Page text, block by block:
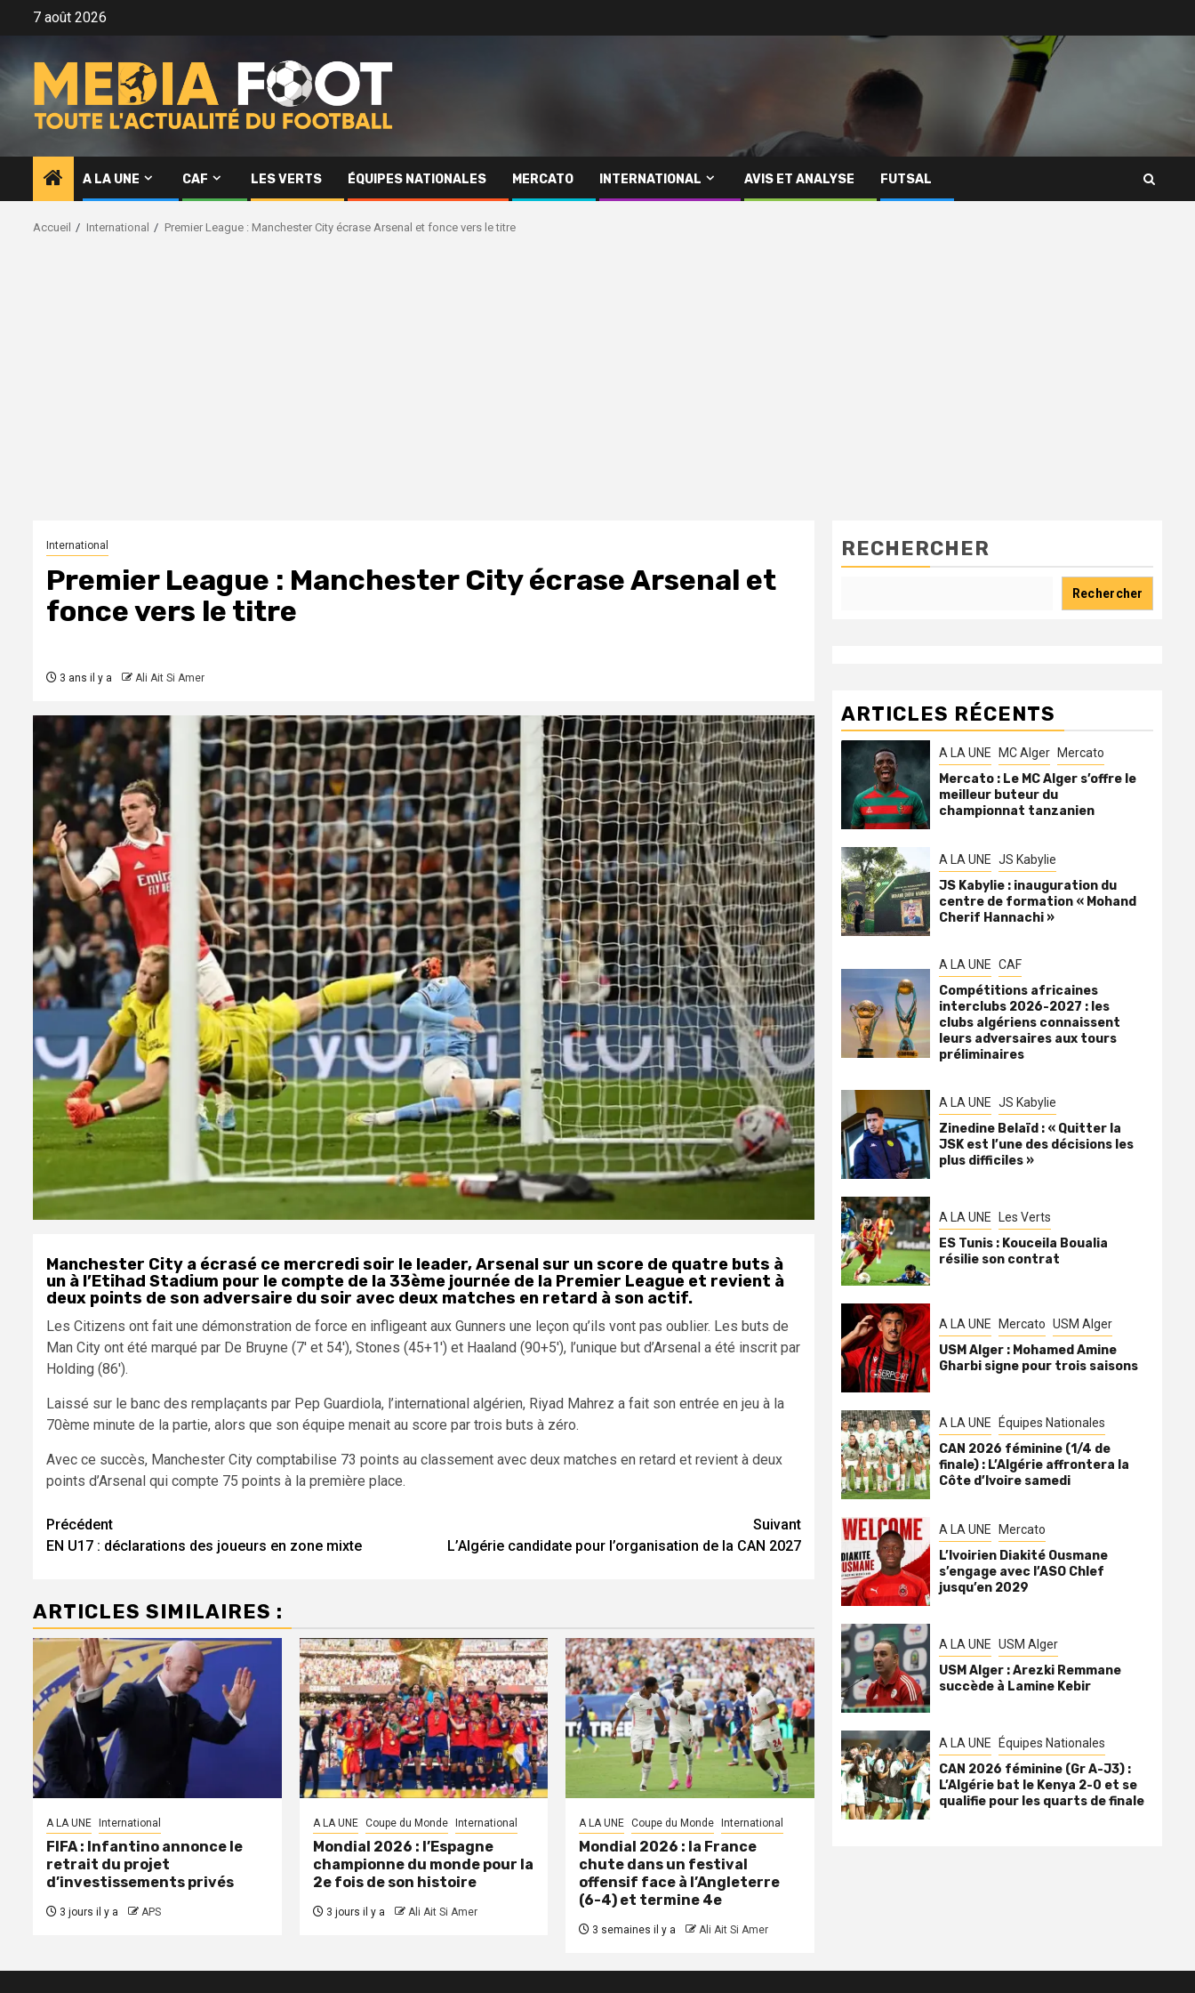
7 août 2026
A LA UNE CAF LES VERTS ÉQUIPES NATIONALES MERCATO INTERNATIONAL AVIS ET ANALYSE FUTSAL
Accueil International Premier League : Manchester City écrase Arsenal et fonce vers le titre
International
Premier League : Manchester City écrase Arsenal et
fonce vers le titre
3 ans il y a Ali Ait Si Amer
Manchester City a écrasé ce mercredi soir le leader, Arsenal sur un score de quatre buts à
un à l’Etihad Stadium pour le compte de la 33ème journée de la Premier League et revient à
deux points de son adversaire du soir avec deux matches en retard à son actif.
Les Citizens ont fait une démonstration de force en infligeant aux Gunners une leçon qu’ils vont pas oublier. Les buts de
Man City ont été marqué par De Bruyne (7′ et 54′), Stones (45+1′) et Haaland (90+5′), l’unique but d’Arsenal a été inscrit par
Holding (86′).
Laissé sur le banc des remplaçants par Pep Guardiola, l’international algérien, Riyad Mahrez a fait son entrée en jeu à la
70ème minute de la partie, alors que son équipe menait au score par trois buts à zéro.
Avec ce succès, Manchester City comptabilise 73 points au classement avec deux matches en retard et revient à deux
points d’Arsenal qui compte 75 points à la première place.
Navigation
d’article
Précédent
EN U17 : déclarations des joueurs en zone mixte
Suivant
L’Algérie candidate pour l’organisation de la CAN 2027
ARTICLES SIMILAIRES :
A LA UNE International
FIFA : Infantino annonce le
retrait du projet
d’investissements privés
3 jours il y a APS
A LA UNE Coupe du Monde International
Mondial 2026 : l’Espagne
championne du monde pour la
2e fois de son histoire
3 jours il y a Ali Ait Si Amer
A LA UNE Coupe du Monde International
Mondial 2026 : la France
chute dans un festival
offensif face à l’Angleterre
(6-4) et termine 4e
3 semaines il y a Ali Ait Si Amer
RECHERCHER
Rechercher
ARTICLES RÉCENTS
A LA UNE MC Alger Mercato
Mercato : Le MC Alger s’offre le
meilleur buteur du
championnat tanzanien
A LA UNE JS Kabylie
JS Kabylie : inauguration du
centre de formation « Mohand
Cherif Hannachi »
A LA UNE CAF
Compétitions africaines
interclubs 2026-2027 : les
clubs algériens connaissent
leurs adversaires aux tours
préliminaires
A LA UNE JS Kabylie
Zinedine Belaïd : « Quitter la
JSK est l’une des décisions les
plus difficiles »
A LA UNE Les Verts
ES Tunis : Kouceila Boualia
résilie son contrat
A LA UNE Mercato USM Alger
USM Alger : Mohamed Amine
Gharbi signe pour trois saisons
A LA UNE Équipes Nationales
CAN 2026 féminine (1/4 de
finale) : L’Algérie affrontera la
Côte d’Ivoire samedi
A LA UNE Mercato
L’Ivoirien Diakité Ousmane
s’engage avec l’ASO Chlef
jusqu’en 2029
A LA UNE USM Alger
USM Alger : Arezki Remmane
succède à Lamine Kebir
A LA UNE Équipes Nationales
CAN 2026 féminine (Gr A-J3) :
L’Algérie bat le Kenya 2-0 et se
qualifie pour les quarts de finale